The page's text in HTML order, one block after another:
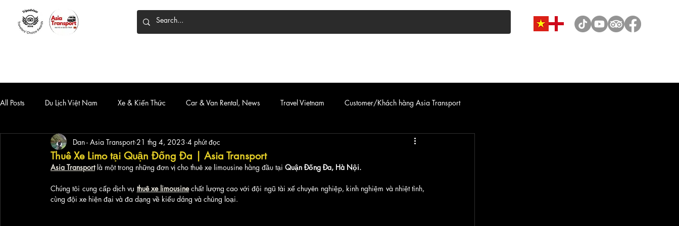
All Posts Du Lịch Việt Nam Xe & Kiến Thức Car & Van Rental, News Travel Vietnam Customer/Khách hàng Asia Transport
Thuê Xe Limo tại Quận Đống Đa | Asia Transport
Dan - Asia Transport 21 thg 4, 2023 4 phút đọc
Asia Transport là một trong những đơn vị cho thuê xe limousine hàng đầu tại Quận Đống Đa, Hà Nội.
Chúng tôi cung cấp dịch vụ thuê xe limousine chất lượng cao với đội ngũ tài xế chuyên nghiệp, kinh nghiệm và nhiệt tình,
cùng đội xe hiện đại và đa dạng về kiểu dáng và chủng loại.